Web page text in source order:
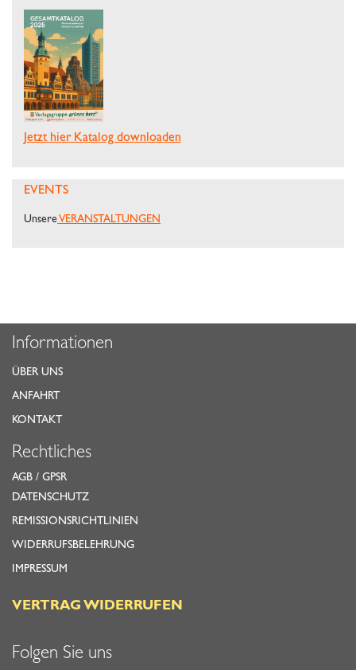
Jetzt hier Katalog downloaden
EVENTS
Unsere VERANSTALTUNGEN
Informationen
ÜBER UNS
ANFAHRT
KONTAKT
Rechtliches
AGB / GPSR
DATENSCHUTZ
REMISSIONSRICHTLINIEN
WIDERRUFSBELEHRUNG
IMPRESSUM
VERTRAG WIDERRUFEN
Folgen Sie uns